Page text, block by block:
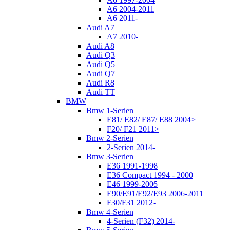
A6 2004-2011
A6 2011-
Audi A7
A7 2010-
Audi A8
Audi Q3
Audi Q5
Audi Q7
Audi R8
Audi TT
BMW
Bmw 1-Serien
E81/ E82/ E87/ E88 2004>
F20/ F21 2011>
Bmw 2-Serien
2-Serien 2014-
Bmw 3-Serien
E36 1991-1998
E36 Compact 1994 - 2000
E46 1999-2005
E90/E91/E92/E93 2006-2011
F30/F31 2012-
Bmw 4-Serien
4-Serien (F32) 2014-